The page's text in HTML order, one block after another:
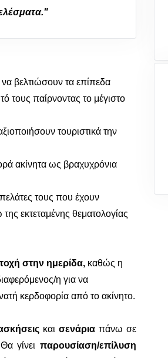
βελτιώσουν τα επίπεδα
τους παίρνοντας το μέγιστο
τουριστικά την
ακίνητα ως βραχυχρόνια
τους που έχουν
εκτεταμένης θεματολογίας
στην ημερίδα, καθώς η
η για να
κερδοφορία από το ακίνητο.
και σενάρια πάνω σε
γίνειπαρουσίαση/επίλυση